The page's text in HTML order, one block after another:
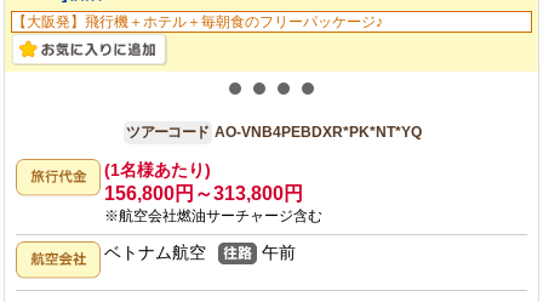
【大阪発】飛行機＋ホテル＋毎朝食のフリーパッケージ♪
ツアーコード AO-VNB4PEBDXR*PK*NT*YQ
(1名様あたり)
156,800円～313,800円
※航空会社燃油サーチャージ含む
ベトナム航空 午前